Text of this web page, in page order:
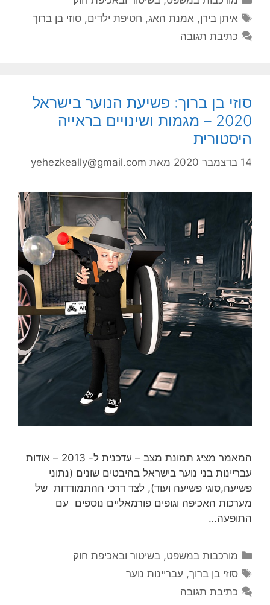
תגיות
איתן בירן, אמנת האג, חטיפת ילדים,סוזי בן ברוך
כתיבת תגובה
סוזי בן ברוך: פשיעת הנוער בישראל
2020 – מגמות ושינויים בראייה
היסטורית
14 בדצמבר 2020 מאת yehezkeally@gmail.com
המאמר מציג תמונת מצב – עדכנית ל- 2013 – אודות
עבריינות בני נוער בישראל בהיבטים שונים (נתוני
פשיעה,סוגי פשיעה ועוד), לצד דרכי ההתמודדות של
מערכות האכיפה וגופים פורמאליים נוספים עם
התופעה…
קטגוריות
מורכבות במשפט, בשיטור ובאכיפת חוק
תגיות
סוזי בן ברוך, עבריינות נוער
כתיבת תגובה